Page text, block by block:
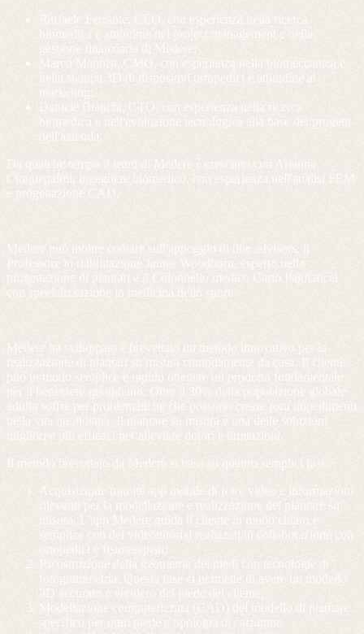
Raffaele Ferrante, CEO, con esperienza nella ricerca
biomedica e attitudine nel project management e nella
gestione finanziaria di Medere;
Marco Mannisi, CMO, con esperienza nella biomeccanica e
nella stampa 3D di dispositivi ortopedici e attitudine al
marketing;
Daniele Bianchi, CTO, con esperienza nella ricerca
biomedica e nell'evoluzione tecnologica alla base dei progetti
dell'azienda.
Da qualche tempo il team di Medere è cresciuto con Arianna
Cinquepalmi, ingegnere biomedico, con esperienza nell'analisi FEM
e progettazione CAD.
Medere può inoltre contare sull'appoggio di due advisors, il
Professore in riabilitazione James Woodburn, esperto nella
progettazione di plantari e il Colonnello medico Carlo Pagliaricci
con specializzazione in medicina dello sport.
Medere ha sviluppato e brevettato un metodo innovativo per la
realizzazione di plantari su misura comodamente da casa. Il cliente
può in modo semplice e rapido ottenere un prodotto fondamentale
per il benessere quotidiano. Oltre il 30% della popolazione globale
adulta soffre per problematiche che possono creare forti impedimenti
nella vita quotidiana. Il plantare su misura è una delle soluzioni
migliori e più efficaci per alleviare dolori e limitazioni.
Il metodo brevettato da Medere si basa su quattro semplici fasi:
Acquisizione tramite app mobile di foto, video e informazioni
rilevanti per la modellazione e realizzazione del plantare su
misura. L'app Medere guida il cliente in modo chiaro e
semplice con dei videotutorial realizzati in collaborazione con
ortopedici e fisioterapisti;
Ricostruzione della geometria dei piedi con tecnologie di
fotogrammetria. Questa fase ci permette di avere un modello
3D accurato e veritiero del piede del cliente;
Modellazione computerizzata (CAD) del modello di plantare
specifico per ogni piede e tipologia di calzatura;